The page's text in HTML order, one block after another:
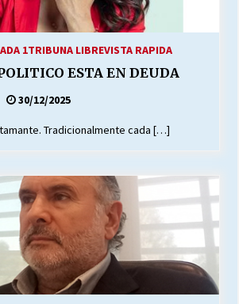
1TRIBUNA LIBREVISTA RAPIDA
ESTA EN DEUDA
30/12/2025
Tradicionalmente cada […]